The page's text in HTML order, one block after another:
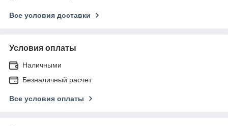
Все условия доставки
Условия оплаты
Наличными
Безналичный расчет
Все условия оплаты